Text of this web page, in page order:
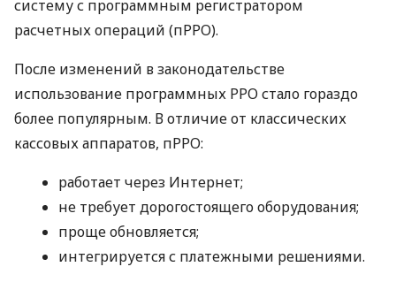
систему с программным регистратором
расчетных операций (пРРО).
После изменений в законодательстве
использование программных РРО стало гораздо
более популярным. В отличие от классических
кассовых аппаратов, пРРО:
работает через Интернет;
не требует дорогостоящего оборудования;
проще обновляется;
интегрируется с платежными решениями.